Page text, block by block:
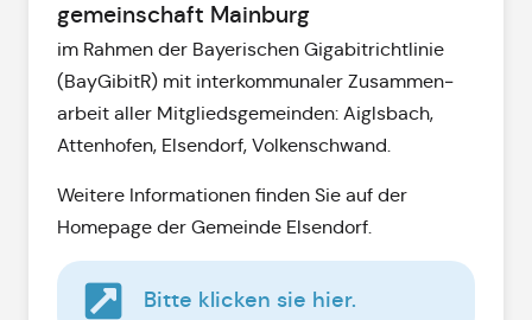
gemein­schaft Main­burg
im Rahmen der Bayerischen Giga­bit­richt­linie
(BayGibitR) mit inter­kommunaler Zusammen­
arbeit aller Mit­glieds­gemeinden: Aiglsbach,
Attenhofen, Elsendorf, Volkenschwand.
Weitere Informationen finden Sie auf der
Homepage der Gemeinde Elsendorf.
Bitte klicken sie hier.